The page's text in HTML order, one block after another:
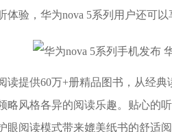
体验，华为nova 5系列用户还可
读提供60万+册精品图书，从经
略风格各异的阅读乐趣。贴心的
眼阅读模式带来媲美纸书的舒适